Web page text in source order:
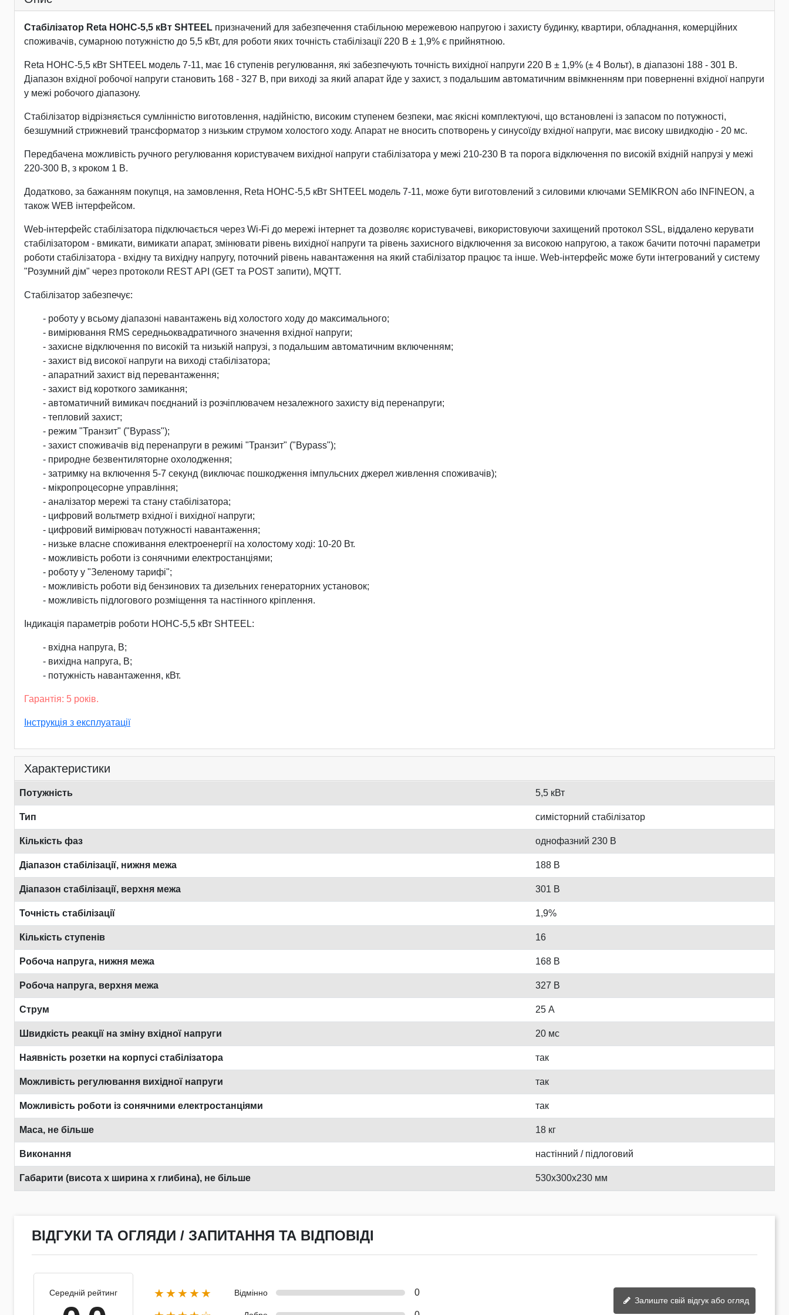
Стабілізатор Reta НОНС-5,5 кВт SHTEEL призначений для забезпечення стабільною мережевою напругою і захисту будинку, квартири, обладнання, комерційних
споживачів, сумарною потужністю до 5,5 кВт, для роботи яких точність стабілізації 220 В ± 1,9% є прийнятною.
Reta НОНС-5,5 кВт SHTEEL модель 7-11, має 16 ступенів регулювання, які забезпечують точність вихідної напруги 220 В ± 1,9% (± 4 Вольт), в діапазоні 188 - 301 В.
Діапазон вхідної робочої напруги становить 168 - 327 В, при виході за який апарат йде у захист, з подальшим автоматичним ввімкненням при поверненні вхідної напруги
у межі робочого діапазону.
Стабілізатор відрізняється сумлінністю виготовлення, надійністю, високим ступенем безпеки, має якісні комплектуючі, що встановлені із запасом по потужності,
безшумний стрижневий трансформатор з низьким струмом холостого ходу. Апарат не вносить спотворень у синусоїду вхідної напруги, має високу швидкодію - 20 мс.
Передбачена можливість ручного регулювання користувачем вихідної напруги стабілізатора у межі 210-230 В та порога відключення по високій вхідній напрузі у межі
220-300 В, з кроком 1 В.
Додатково, за бажанням покупця, на замовлення, Reta НОНС-5,5 кВт SHTEEL модель 7-11, може бути виготовлений з силовими ключами SEMIKRON або INFINEON, а
також WEB інтерфейсом.
Web-інтерфейс стабілізатора підключається через Wi-Fi до мережі інтернет та дозволяє користувачеві, використовуючи захищений протокол SSL, віддалено керувати
стабілізатором - вмикати, вимикати апарат, змінювати рівень вихідної напруги та рівень захисного відключення за високою напругою, а також бачити поточні параметри
роботи стабілізатора - вхідну та вихідну напругу, поточний рівень навантаження на який стабілізатор працює та інше. Web-інтерфейс може бути інтегрований у систему
"Розумний дім" через протоколи REST API (GET та POST запити), MQTT.
Стабілізатор забезпечує:
- роботу у всьому діапазоні навантажень від холостого ходу до максимального;
- вимірювання RMS середньоквадратичного значення вхідної напруги;
- захисне відключення по високій та низькій напрузі, з подальшим автоматичним включенням;
- захист від високої напруги на виході стабілізатора;
- апаратний захист від перевантаження;
- захист від короткого замикання;
- автоматичний вимикач поєднаний із розчіплювачем незалежного захисту від перенапруги;
- тепловий захист;
- режим "Транзит" ("Bypass");
- захист споживачів від перенапруги в режимі "Транзит" ("Bypass");
- природне безвентиляторне охолодження;
- затримку на включення 5-7 секунд (виключає пошкодження імпульсних джерел живлення споживачів);
- мікропроцесорне управління;
- аналізатор мережі та стану стабілізатора;
- цифровий вольтметр вхідної і вихідної напруги;
- цифровий вимірювач потужності навантаження;
- низьке власне споживання електроенергії на холостому ході: 10-20 Вт.
- можливість роботи із сонячними електростанціями;
- роботу у "Зеленому тарифі";
- можливість роботи від бензинових та дизельних генераторних установок;
- можливість підлогового розміщення та настінного кріплення.
Індикація параметрів роботи НОНС-5,5 кВт SHTEEL:
- вхідна напруга, В;
- вихідна напруга, В;
- потужність навантаження, кВт.
Гарантія: 5 років.
Інструкція з експлуатації
Характеристики
Потужність 5,5 кВт
Тип симісторний стабілізатор
Кількість фаз однофазний 230 В
Діапазон стабілізації, нижня межа 188 В
Діапазон стабілізації, верхня межа 301 В
Точність стабілізації 1,9%
Кількість ступенів 16
Робоча напруга, нижня межа 168 В
Робоча напруга, верхня межа 327 В
Струм 25 А
Швидкість реакції на зміну вхідної напруги 20 мс
Наявність розетки на корпусі стабілізатора так
Можливість регулювання вихідної напруги так
Можливість роботи із сонячними електростанціями так
Маса, не більше 18 кг
Виконання настінний / підлоговий
Габарити (висота х ширина х глибина), не більше 530x300x230 мм
ВІДГУКИ ТА ОГЛЯДИ / ЗАПИТАННЯ ТА ВІДПОВІДІ
Середній рейтинг ★★★★★ Відмінно 0
Залиште свій відгук або огляд